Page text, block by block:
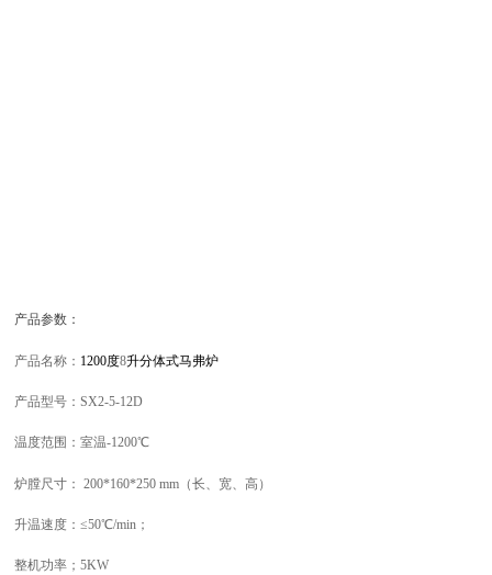
产品参数：
产品名称： 1200度8升分体式马弗炉
产品型号：SX2-5-12D
温度范围：室温-1200℃
炉膛尺寸：200*160*250 mm （长、宽、高）
升温速度：≤50℃/min；
整机功率；5KW